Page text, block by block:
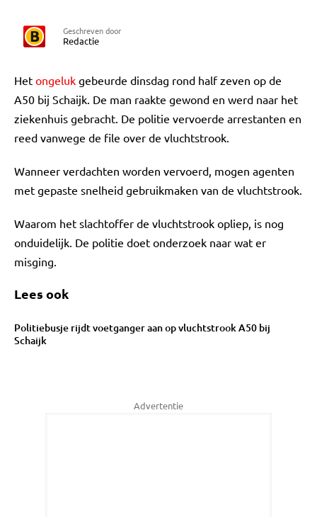
Geschreven door
Redactie
Het ongeluk gebeurde dinsdag rond half zeven op de
A50 bij Schaijk. De man raakte gewond en werd naar het
ziekenhuis gebracht. De politie vervoerde arrestanten en
reed vanwege de file over de vluchtstrook.
Wanneer verdachten worden vervoerd, mogen agenten
met gepaste snelheid gebruikmaken van de vluchtstrook.
Waarom het slachtoffer de vluchtstrook opliep, is nog
onduidelijk. De politie doet onderzoek naar wat er
misging.
Lees ook
Politiebusje rijdt voetganger aan op vluchtstrook A50 bij
Schaijk
Advertentie